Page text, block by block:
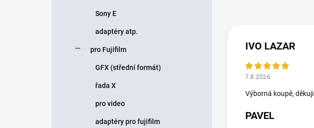
Sony E
adaptéry atp.
pro Fujifilm
GFX (střední formát)
řada X
pro video
adaptéry pro fujifilm
IVO LAZAR
7.8.2026
Výborná koupě, děkuji
PAVEL